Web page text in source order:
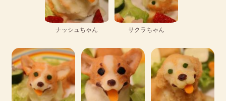
ナッシュちゃん サクラちゃん